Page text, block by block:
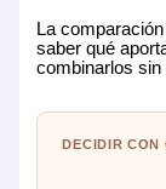
La
saber qué
combinarlos sin
DECIDIR CON